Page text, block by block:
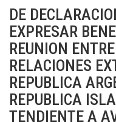
0782-
D-
2013.
EXPRESAR
PESAR
POR
LA
MUERTE
DEL
DE
EXPRESAR
REUNION
RELACIONES
REPUBLICA
REPUBLICA
TENDIENTE A